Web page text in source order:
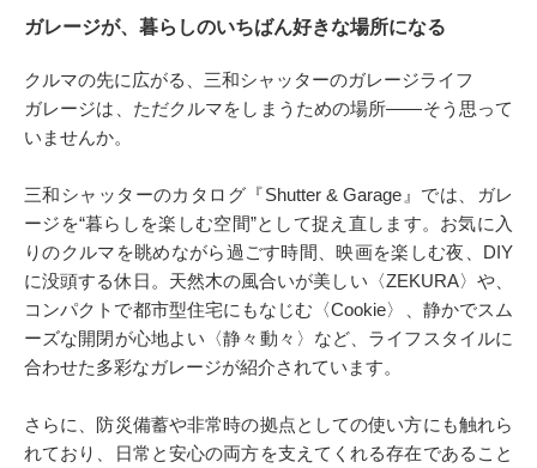
すまいリング 設計士インタビュー
Q＆A 販売・施工代理店募集
お気に入り
ガレージが、暮らしのいちばん好きな場所になる
クルマの先に広がる、三和シャッターのガレージライフ
ガレージは、ただクルマをしまうための場所――そう思って
いませんか。
三和シャッターのカタログ『Shutter & Garage』では、ガレ
ージを“暮らしを楽しむ空間”として捉え直します。お気に入
りのクルマを眺めながら過ごす時間、映画を楽しむ夜、DIY
に没頭する休日。天然木の風合いが美しい〈ZEKURA〉や、
コンパクトで都市型住宅にもなじむ〈Cookie〉、静かでスム
ーズな開閉が心地よい〈静々動々〉など、ライフスタイルに
合わせた多彩なガレージが紹介されています。
さらに、防災備蓄や非常時の拠点としての使い方にも触れら
れており、日常と安心の両方を支えてくれる存在であること